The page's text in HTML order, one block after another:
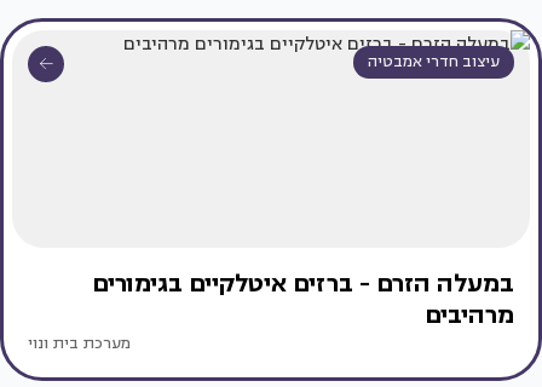
עיצוב חדרי אמבטיה
במעלה הזרם - ברזים איטלקיים בגימורים
מרהיבים
מערכת בית ונוי